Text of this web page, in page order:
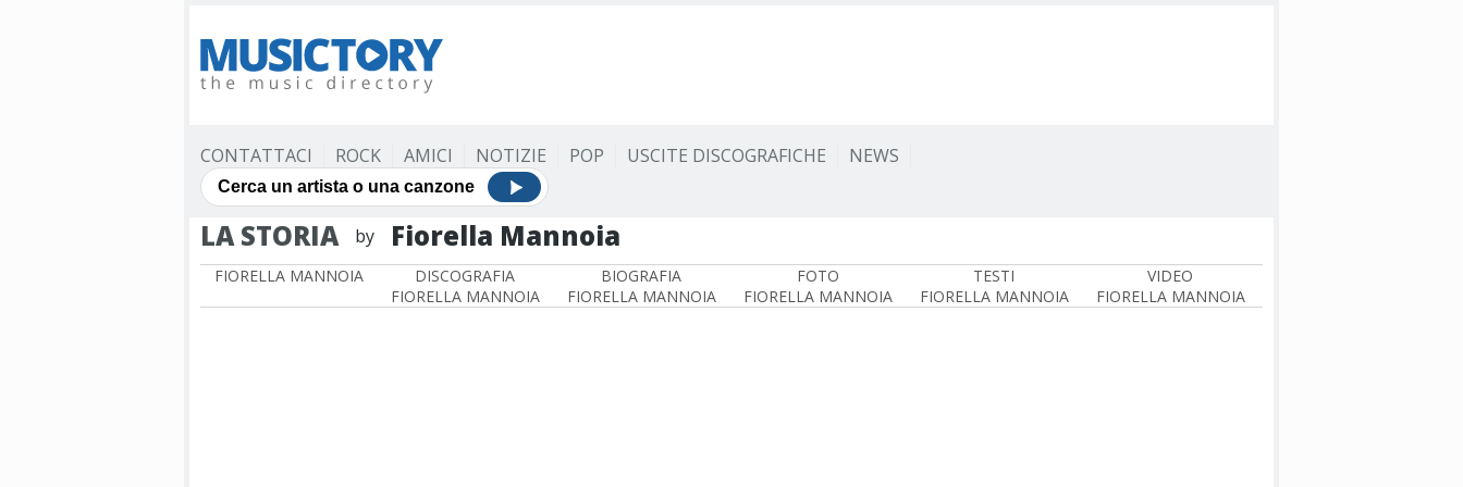
CONTATTACI ROCK AMICI NOTIZIE POP USCITE DISCOGRAFICHE NEWS
LA STORIA by Fiorella Mannoia
FIORELLA MANNOIA
DISCOGRAFIA
FIORELLA MANNOIA
BIOGRAFIA
FIORELLA MANNOIA
FOTO
FIORELLA MANNOIA
TESTI
FIORELLA MANNOIA
VIDEO
FIORELLA MANNOIA